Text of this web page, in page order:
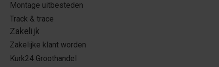
Montage uitbesteden
Track & trace
Zakelijk
Zakelijke klant worden
Kurk24 Groothandel